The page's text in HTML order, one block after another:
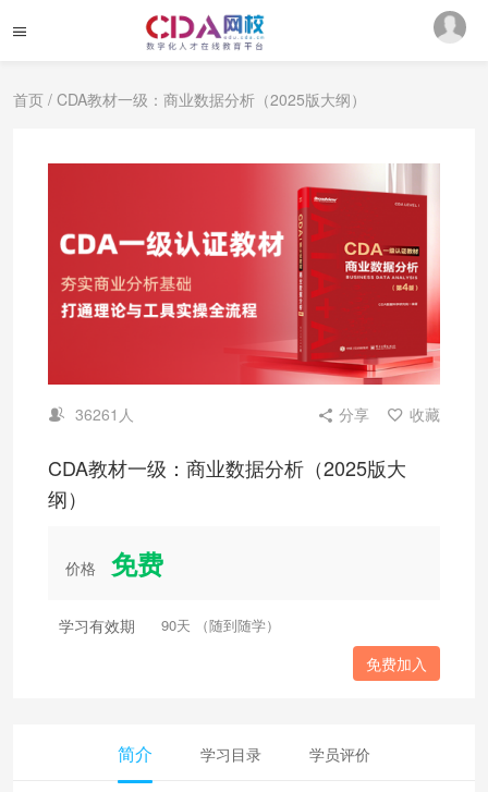
首页 / CDA教材一级：商业数据分析（2025版大纲）
36261人 分享 收藏
CDA教材一级：商业数据分析（2025版大
纲）
价格 免费
学习有效期 90天 （随到随学）
免费加入
简介 学习目录 学员评价